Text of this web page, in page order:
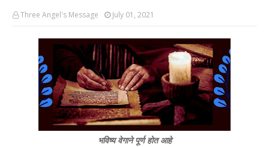
Three Angel's Message July 01, 2021
भविष्य वेगाने पूर्ण होत आहे